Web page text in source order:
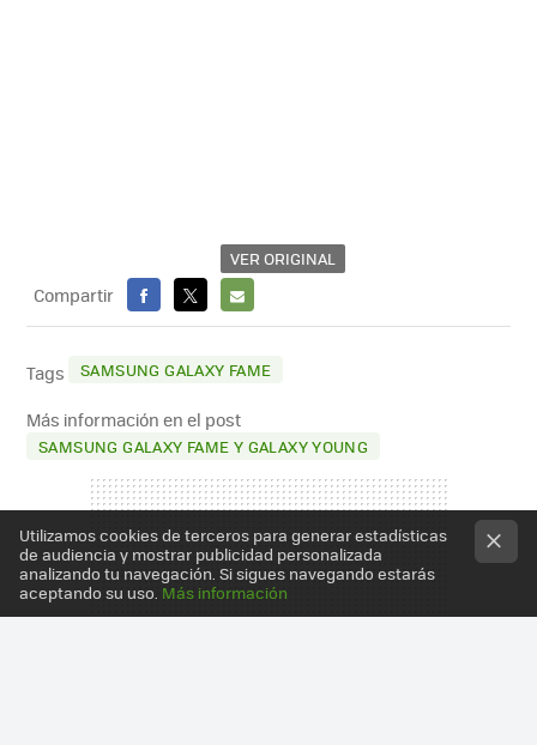
VER ORIGINAL
Compartir
FACEBOOK
X
E-
MAIL
Tags SAMSUNG GALAXY FAME
Más información en el post
SAMSUNG GALAXY FAME Y GALAXY YOUNG
Utilizamos cookies de terceros para generar estadísticas
de audiencia y mostrar publicidad personalizada
analizando tu navegación. Si sigues navegando estarás
aceptando su uso. Más información